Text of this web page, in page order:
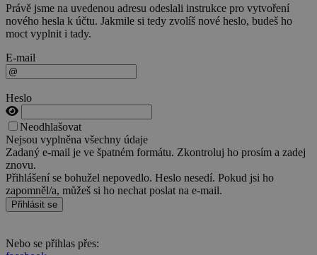
Právě jsme na uvedenou adresu odeslali instrukce pro vytvoření
nového hesla k účtu. Jakmile si tedy zvolíš nové heslo, budeš ho
moct vyplnit i tady.
E-mail
Heslo
Neodhlašovat
Nejsou vyplněna všechny údaje
Zadaný e-mail je ve špatném formátu. Zkontroluj ho prosím a zadej
znovu.
Přihlášení se bohužel nepovedlo. Heslo nesedí. Pokud jsi ho
zapomněl/a, můžeš si ho nechat poslat na e-mail.
Přihlásit se
Nebo se přihlas přes: